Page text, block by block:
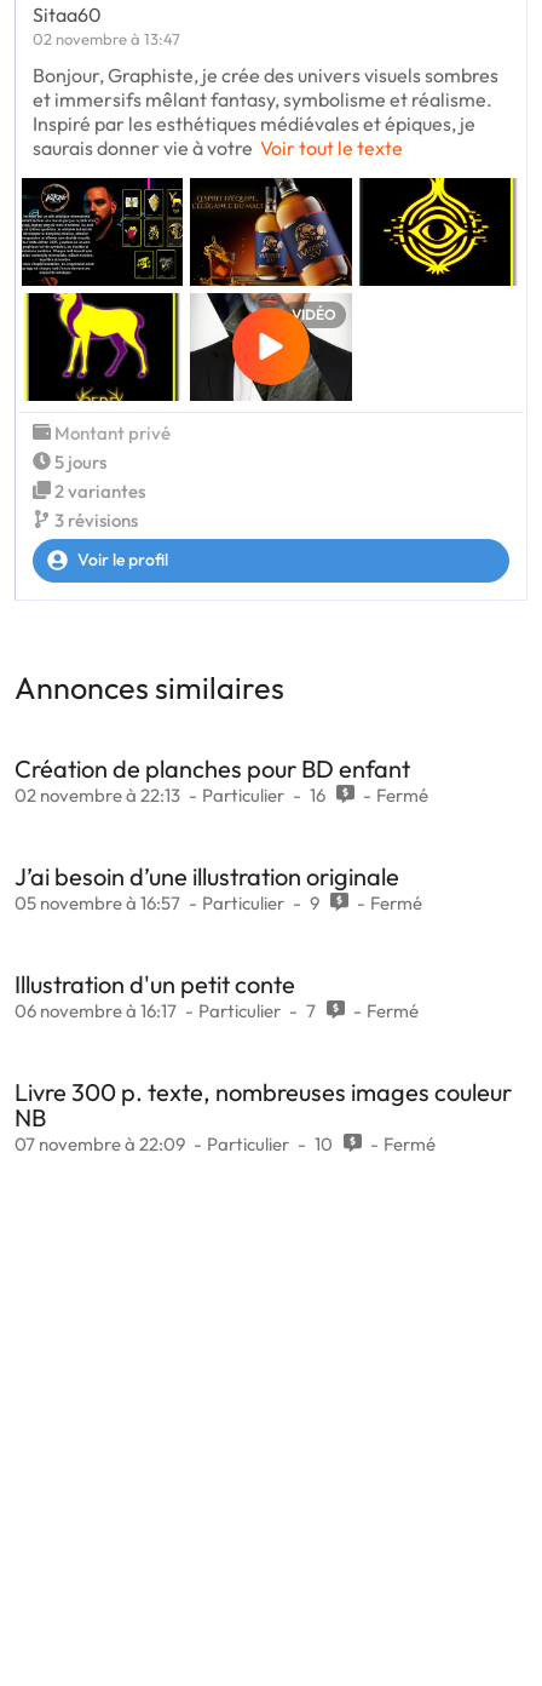
Sitaa60
02 novembre à 13:47
Bonjour, Graphiste, je crée des univers visuels sombres
et immersifs mêlant fantasy, symbolisme et réalisme.
Inspiré par les esthétiques médiévales et épiques, je
saurais donner vie à votre Voir tout le texte
VIDÉO
Montant privé
5 jours
2 variantes
3 révisions
Voir le profil
Annonces similaires
Création de planches pour BD enfant
02 novembre à 22:13 Particulier 16 Fermé
J’ai besoin d’une illustration originale
05 novembre à 16:57 Particulier 9 Fermé
Illustration d'un petit conte
06 novembre à 16:17 Particulier 7 Fermé
Livre 300 p. texte, nombreuses images couleur
NB
07 novembre à 22:09 Particulier 10 Fermé